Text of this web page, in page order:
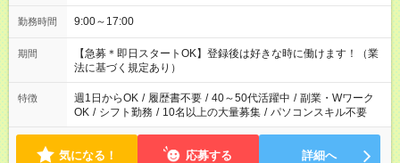
勤務時間 9:00～17:00
期間
【急募＊即日スタートOK】登録後は好きな時に働けます！（業
法に基づく規定あり）
特徴 週1日からOK / 履歴書不要 / 40～50代活躍中 / 副業・Wワーク
OK / シフト勤務 / 10名以上の大量募集 / パソコンスキル不要
気になる！ 応募する 詳細へ